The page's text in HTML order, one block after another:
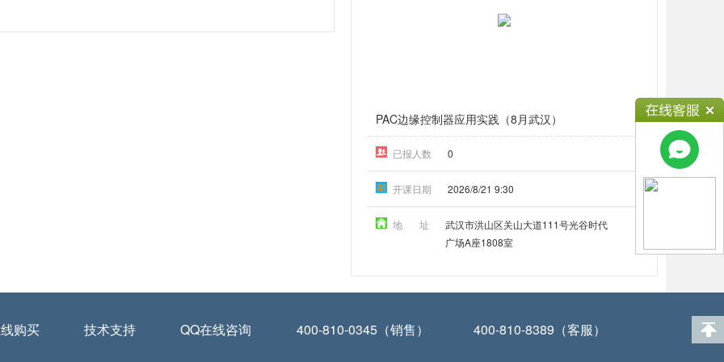
PAC边缘控制器应用实践（8月武汉）
已报人数 0
期 开课日期 2026/8/21 9:30
地 址
武汉市洪山区关山大道111号光谷时代
广场A座1808室
购买 技术支持 QQ在线咨询 400-810-0345（销售） 400-810-8389（客服）